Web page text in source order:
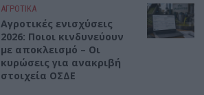
ΑΓΡΟΤΙΚΑ
Αγροτικές ενισχύσεις
2026: Ποιοι κινδυνεύουν
με αποκλεισμό – Οι
κυρώσεις για ανακριβή
στοιχεία ΟΣΔΕ